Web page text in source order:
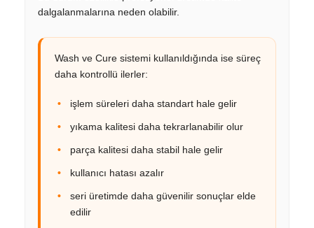
dalgalanmalarına neden olabilir.
Wash ve Cure sistemi kullanıldığında ise süreç
daha kontrollü ilerler:
işlem süreleri daha standart hale gelir
yıkama kalitesi daha tekrarlanabilir olur
parça kalitesi daha stabil hale gelir
kullanıcı hatası azalır
seri üretimde daha güvenilir sonuçlar elde
edilir